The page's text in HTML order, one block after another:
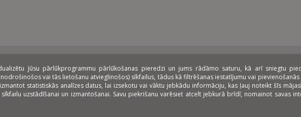
Jūsu pārlūkprogrammu pārlūkošanas pieredzi un jums rādāmo saturu, kā arī sniegtu
vai tās lietošanu atvieglinošos) sīkfailus, tādus kā filtrēšanas iestatījumu vai
statistiskās analīzes datus, lai izsekotu vai vāktu jebkādu informāciju, kas ļauj noteikt šīs
uzstādīšanai un izmantošanai. Savu piekrišanu varēsiet atcelt jebkurā brīdī, nomainot savas
Piegāde: Līzings: